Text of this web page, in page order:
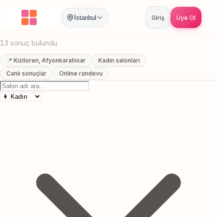
İstanbul Giriş Üye Ol
Anasayfa / Afyonkarahisar Kiziloren Kalici Makyaj
Kiziloren, Afyonkarahisar Kalici Makyaj
13 sonuç bulundu
📍 Kiziloren, Afyonkarahisar
Kadın salonları
Canlı sonuçlar
Online randevu